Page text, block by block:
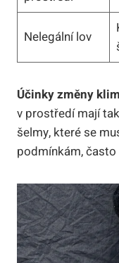
Nelegální lov
Účinky změny
v prostředí mají
šelmy, které se
podmínkám, často